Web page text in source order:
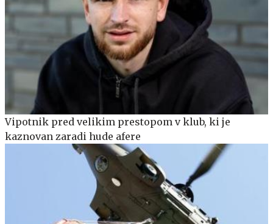
Vipotnik pred velikim prestopom v klub, ki je
kaznovan zaradi hude afere